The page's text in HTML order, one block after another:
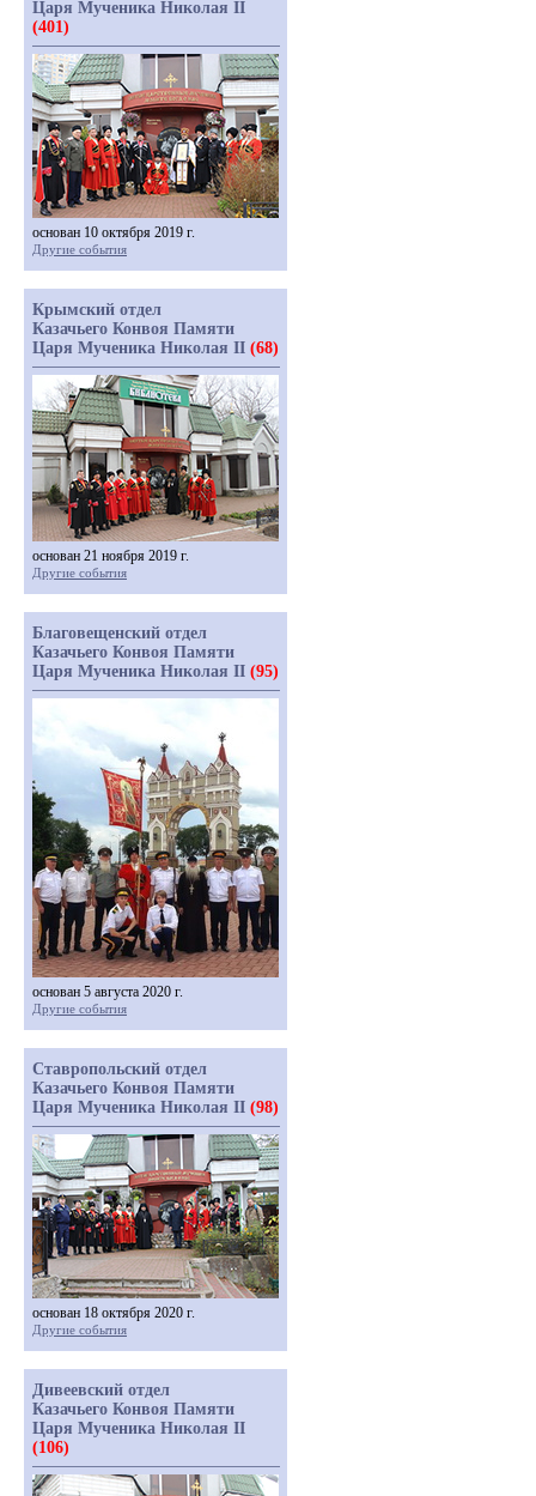
Царя Мученика Николая II
(401)
основан 10 октября 2019 г.
Другие события
Крымский отдел
Казачьего Конвоя Памяти
Царя Мученика Николая II (68)
основан 21 ноября 2019 г.
Другие события
Благовещенский отдел
Казачьего Конвоя Памяти
Царя Мученика Николая II (95)
основан 5 августа 2020 г.
Другие события
Ставропольский отдел
Казачьего Конвоя Памяти
Царя Мученика Николая II (98)
основан 18 октября 2020 г.
Другие события
Дивеевский отдел
Казачьего Конвоя Памяти
Царя Мученика Николая II
(106)